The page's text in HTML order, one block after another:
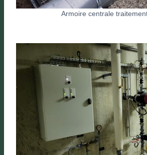
Armoire centrale